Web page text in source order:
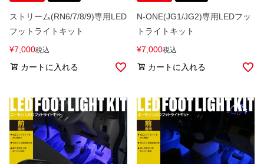
ストリーム(RN6/7/8/9)専用LED
フットライトキット
¥7,000税込
カートに入れる
N-ONE(JG1/JG2)専用LEDフッ
トライトキット
¥7,000税込
カートに入れる